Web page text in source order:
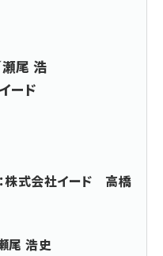
瀬尾 浩
ード
株式会社イード 高橋
尾 浩史